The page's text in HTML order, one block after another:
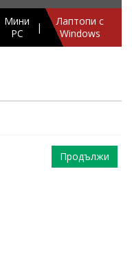
Мини
PC
|
Лаптопи с
Windows
Продължи